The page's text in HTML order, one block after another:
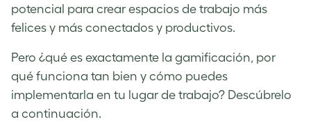
potencial para crear espacios de trabajo más
felices y más conectados y productivos.
Pero ¿qué es exactamente la gamificación, por
qué funciona tan bien y cómo puedes
implementarla en tu lugar de trabajo? Descúbrelo
a continuación.